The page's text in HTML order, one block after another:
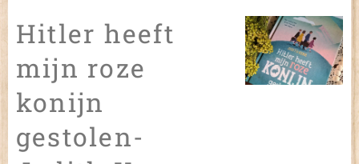
Hitler heeft
mijn roze
konijn
gestolen-